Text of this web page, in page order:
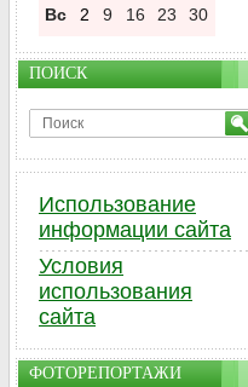
Вс 2 9 16 23 30
ПОИСК
Использование
информации сайта
Условия
использования
сайта
ФОТОРЕПОРТАЖИ